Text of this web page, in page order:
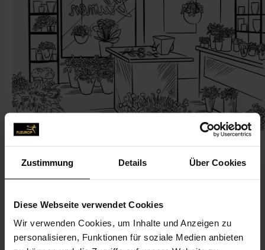
Zustimmung Details Über Cookies
Diese Webseite verwendet Cookies
Wir verwenden Cookies, um Inhalte und Anzeigen zu
personalisieren, Funktionen für soziale Medien anbieten
KONTAKT
Floristenwerkstatt